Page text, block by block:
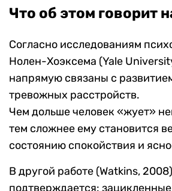
Что об этом говорит
Согласно исследованиям
Нолен-Хоэксема (Yale
напрямую связаны с
тревожных расстройств.
Чем дольше человек «жует»
тем сложнее ему становится
состоянию спокойствия и
В другой работе (Watkins, 2008)
подтверждается: